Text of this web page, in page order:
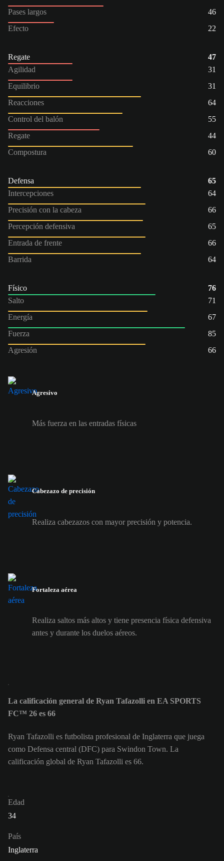
Pases largos
46
Efecto
22
Regate
47
Agilidad
31
Equilibrio
31
Reacciones
64
Control del balón
55
Regate
44
Compostura
60
Defensa
65
Intercepciones
64
Precisión con la cabeza
66
Percepción defensiva
65
Entrada de frente
66
Barrida
64
Físico
76
Salto
71
Energía
67
Fuerza
85
Agresión
66
Agresivo
Más fuerza en las entradas físicas
Cabezazo de precisión
Realiza cabezazos con mayor precisión y potencia.
Fortaleza aérea
Realiza saltos más altos y tiene presencia física defensiva
antes y durante los duelos aéreos.
La calificación general de Ryan Tafazolli en EA SPORTS
FC™ 26 es 66
Ryan Tafazolli es futbolista profesional de Inglaterra que juega
como Defensa central (DFC) para Swindon Town. La
calificación global de Ryan Tafazolli es 66.
Edad
34
País
Inglaterra